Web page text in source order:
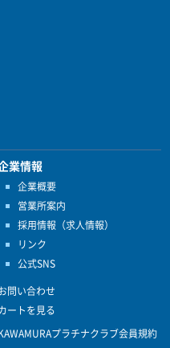
業情報
企業概要
営業所案内
採用情報（求人情報）
リンク
公式SNS
問い合わせ
ートを見る
プラチナクラブ会員規約